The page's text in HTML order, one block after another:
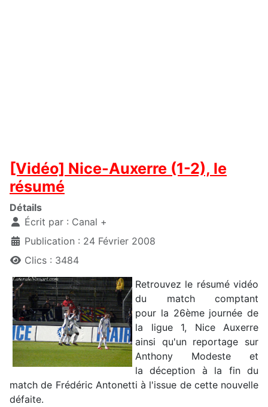
[Vidéo] Nice-Auxerre (1-2), le
résumé
Détails
Écrit par : Canal +
Publication : 24 Février 2008
Clics : 3484
Retrouvez le résumé vidéo
du match comptant
pour la 26ème journée de
la ligue 1, Nice Auxerre
ainsi qu'un reportage sur
Anthony Modeste et
la déception à la fin du
match de Frédéric Antonetti à l'issue de cette nouvelle
défaite.